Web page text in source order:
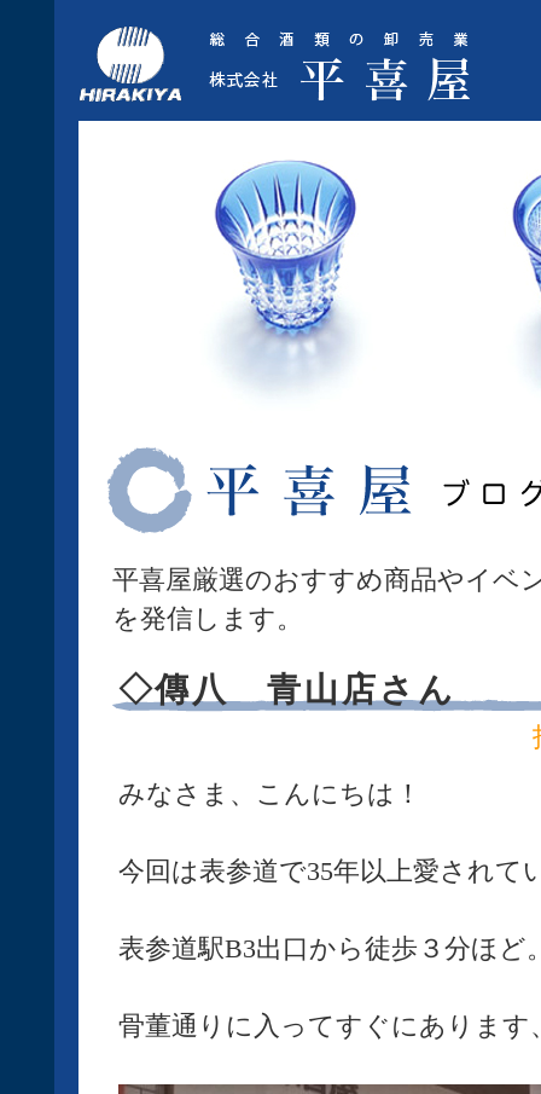
平喜屋厳選のおすすめ商品やイベ
を発信します。
◇傳八 青山店さん
みなさま、こんにちは！
今回は表参道で35年以上愛されて
表参道駅B3出口から徒歩３分ほど
骨董通りに入ってすぐにあります